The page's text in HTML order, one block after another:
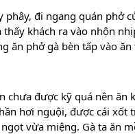
phây, đi ngang quán phở
thấy khách ra vào nhộn
ăn phở gà bèn tấp vào
chưa được kỹ quá nên ăn
hơi nguội, được cái xốt
vừa miệng. Gà ta ăn